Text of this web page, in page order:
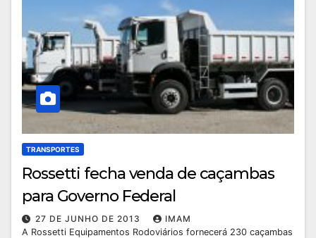
TRANSPORTES
Rossetti fecha venda de caçambas
para Governo Federal
27 DE JUNHO DE 2013
IMAM
A Rossetti Equipamentos Rodoviários fornecerá 230 caçambas